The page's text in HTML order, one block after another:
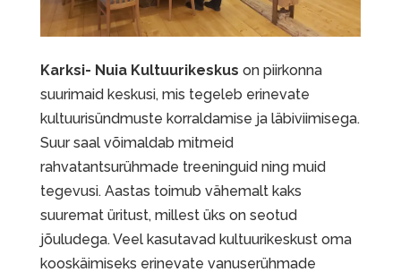
Karksi- Nuia Kultuurikeskus on piirkonna
suurimaid keskusi, mis tegeleb erinevate
kultuurisündmuste korraldamise ja läbiviimisega.
Suur saal võimaldab mitmeid
rahvatantsurühmade treeninguid ning muid
tegevusi. Aastas toimub vähemalt kaks
suuremat üritust, millest üks on seotud
jõuludega. Veel kasutavad kultuurikeskust oma
kooskäimiseks erinevate vanuserühmade